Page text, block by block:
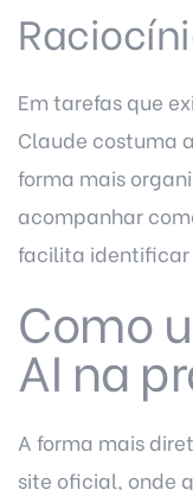
Em tarefas que
Claude costuma
forma mais
acompanhar
facilita identificar
Como
AI na
A forma mais
site oficial, onde